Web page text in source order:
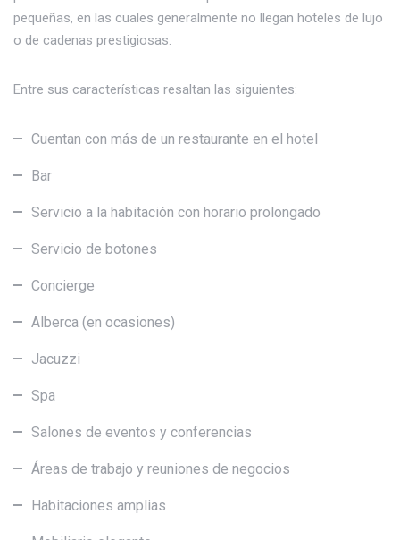
pequeñas, en las cuales generalmente no llegan hoteles de lujo
o de cadenas prestigiosas.
Entre sus características resaltan las siguientes:
Cuentan con más de un restaurante en el hotel
Bar
Servicio a la habitación con horario prolongado
Servicio de botones
Concierge
Alberca (en ocasiones)
Jacuzzi
Spa
Salones de eventos y conferencias
Áreas de trabajo y reuniones de negocios
Habitaciones amplias